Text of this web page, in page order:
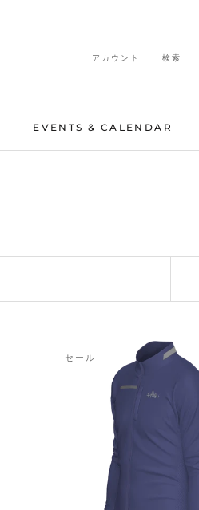
EVENTS & CALENDAR
アカウント 検索
セール